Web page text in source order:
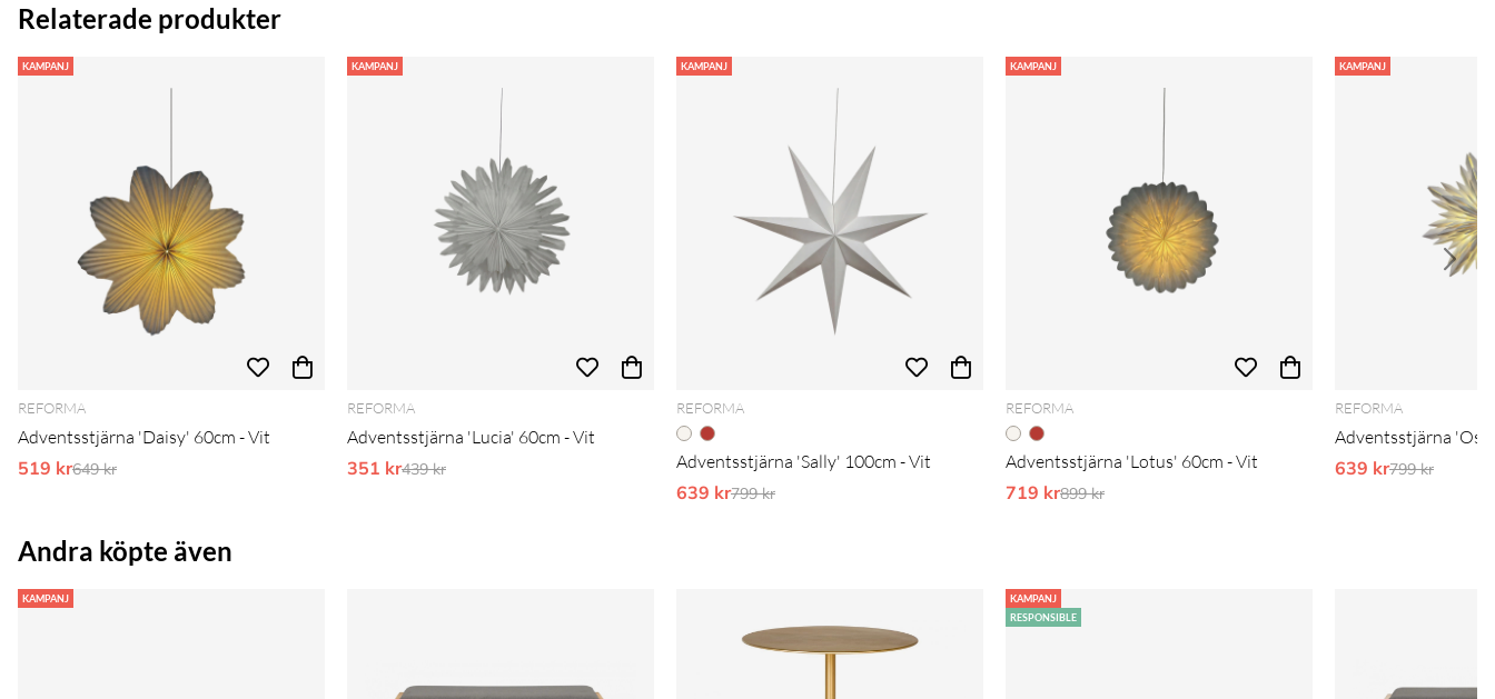
Relaterade produkter
KAMPANJ
REFORMA
Adventsstjärna 'Daisy' 60cm - Vit
519 krOrdinarie pris:
649 kr
KAMPANJ
REFORMA
Adventsstjärna 'Lucia' 60cm - Vit
351 krOrdinarie pris:
439 kr
KAMPANJ
REFORMA
Adventsstjärna 'Sally' 100cm - Vit
639 krOrdinarie pris:
799 kr
KAMPANJ
REFORMA
Adventsstjärna 'Lotus' 60cm - Vit
719 krOrdinarie pris:
899 kr
KAMPANJ
REFORMA
Adventsstjärna
639 krOrdinarie
799 kr
Andra köpte även
KAMPANJ
KAMPANJ
RESPONSIBLE